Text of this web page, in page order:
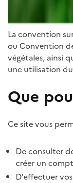
La convention
ou Convention
végétales, ainsi
une utilisation
Que
Ce site vous
De consulter
créer un
D'effectuer